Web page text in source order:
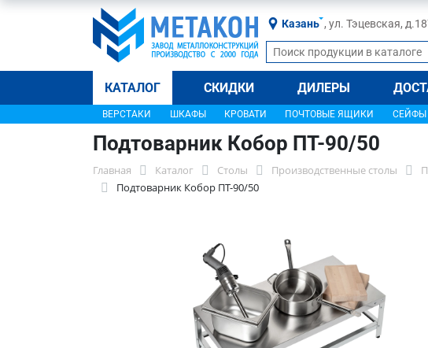
Казань , ул. Тэцевская,
КАТАЛОГ СКИДКИ ДИЛЕРЫ
ВЕРСТАКИ ШКАФЫ КРОВАТИ ПОЧТОВЫЕ ЯЩИКИ СЕЙФЫ
Подтоварник Кобор ПТ-90/50
Главная Каталог Столы Производственные столы
Подтоварник Кобор ПТ-90/50